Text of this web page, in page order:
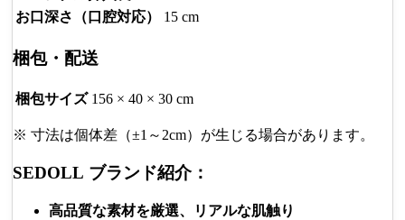
お口深さ（口腔対応）
15 cm
梱包・配送
梱包サイズ 156 × 40 × 30 cm
※ 寸法は個体差（±1～2cm）が生じる場合があります。
SEDOLL ブランド紹介：
高品質な素材を厳選、リアルな肌触り